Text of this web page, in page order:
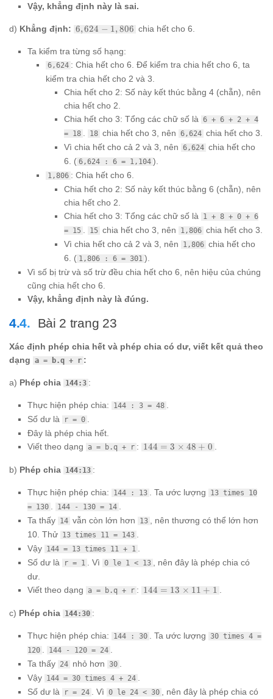
Vậy, khẳng định này là sai.
d) Khẳng định: 6,624
1,806
6, 624 − 1, 806 chia hết cho 6.
Ta kiểm tra từng số hạng:
6,624 : Chia hết cho 6. Để kiểm tra chia hết cho 6, ta
kiểm tra chia hết cho 2 và 3.
Chia hết cho 2: Số này kết thúc bằng 4 (chẵn), nên
chia hết cho 2.
Chia hết cho 3: Tổng các chữ số là 6 + 6 + 2 + 4
= 18
18 chia hết cho 3, nên 6,624 chia hết cho 3.
Vì chia hết cho cả 2 và 3, nên 6,624 chia hết cho
6. ( 6,624 : 6 = 1,104 ).
1,806 : Chia hết cho 6.
Chia hết cho 2: Số này kết thúc bằng 6 (chẵn), nên
chia hết cho 2.
Chia hết cho 3: Tổng các chữ số là
1 + 8 + 0 + 6
= 15
15 chia hết cho 3, nên 1,806 chia hết cho 3.
Vì chia hết cho cả 2 và 3, nên
1,806 chia hết cho
6. ( 1,806 : 6 = 301 ).
Vì số bị trừ và số trừ đều chia hết cho 6, nên hiệu của chúng
cũng chia hết cho 6.
Vậy, khẳng định này là đúng.
Bài 2 trang 23
Xác định phép chia hết và phép chia có dư, viết kết quả theo
dạng a = b.q + r :
a) Phép chia 144:3 :
Thực hiện phép chia: 144 : 3 = 48
Số dư là
r = 0
Đây là phép chia hết.
Viết theo dạng
a = b.q + r : 144 =
144 = 3 × 48 + 0
b) Phép chia 144:13 :
Thực hiện phép chia: 144 : 13 . Ta ước lượng
13 times 10
= 130
144 - 130 = 14
Ta thấy 14 vẫn còn lớn hơn 13
, nên thương có thể lớn hơn
10. Thử 13 times 11 = 143
Vậy 144 = 13 times 11 + 1
Số dư là
r = 1 . Vì 0 le 1 < 13
, nên đây là phép chia có
dư.
Viết theo dạng
a = b.q + r : 144 =
144 = 13 × 11 + 1
c) Phép chia 144:30 :
Thực hiện phép chia: 144 : 30 . Ta ước lượng 30 times 4 =
120
144 - 120 = 24
Ta thấy 24 nhỏ hơn 30
Vậy 144 = 30 times 4 + 24
Số dư là
r = 24 . Vì 0 le 24 < 30
, nên đây là phép chia có